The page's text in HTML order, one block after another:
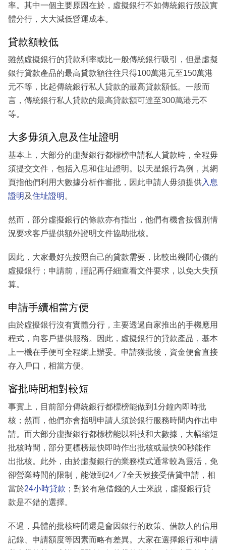
率。其中一個主要原因在於，虛擬銀行不如傳統銀行般設實
體分行，大大減低營運成本。
貸款額較低
雖然虛擬銀行的貸款利率或比一般傳統銀行吸引，但是虛擬
銀行貸款產品的最高貸款額往往只得100萬港元至150萬港
元不等，比起傳統銀行私人貸款的最高貸款額低。一般而
言，傳統銀行私人貸款的最高貸款額可達至300萬港元不
等。
大多毋須入息及住址證明
基本上，大部分的虛擬銀行都標榜申請私人貸款時，全程毋
須提交文件，包括入息和住址證明。以天星銀行為例，其網
頁指他們利用大數據分析作審批，因此申請人毋須提供入息
證明 及住址證明 。
然而，部分虛擬銀行的條款亦有指出，他們有機會按個別情
況要求客戶提供額外證明文件協助批核。
因此，大家最好先按照自己的貸款需要，比較出幾間心儀的
虛擬銀行；申請前，謹記再仔細查看文件要求，以免大失預
算。
申請手續相當方便
由於虛擬銀行沒有實體分行，主要透過自家推出的手機應用
程式，向客戶提供服務。因此，虛擬銀行的貸款產品，基本
上一機在手便可全程網上辦妥。申請獲批後，資金便會直接
存入戶口，相當方便。
審批時間相對較短
事實上，目前部分傳統銀行都標榜能做到1分鐘內即時批
核；然而，他們亦會指明申請人須於銀行服務時間內作出申
請。而大部分虛擬銀行都標榜能以科技和大數據，大幅縮短
批核時間，部分更標榜最快即時作出批核或最快90秒能作
出批核。此外，由於虛擬銀行的業務模式通常較為靈活，免
卻營業時間的限制，能做到24／7全天候接受借貸申請，相
當於24小時貸款 ；對於有急借錢的人士來說，虛擬銀行貸
款是不錯的選擇。
不過，具體的批核時間還是會因銀行的政策、借款人的信用
記錄、申請額度等因素而略有差異。大家在選擇銀行和申請